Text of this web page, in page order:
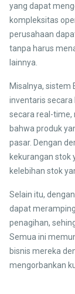
yang dapat
kompleksitas
perusahaan
tanpa harus
lainnya.
Misalnya, sistem
inventaris secara
secara real-time,
bahwa produk
pasar. Dengan
kekurangan stok
kelebihan stok
Selain itu,
dapat
penagihan,
Semua ini
bisnis mereka
mengorbankan